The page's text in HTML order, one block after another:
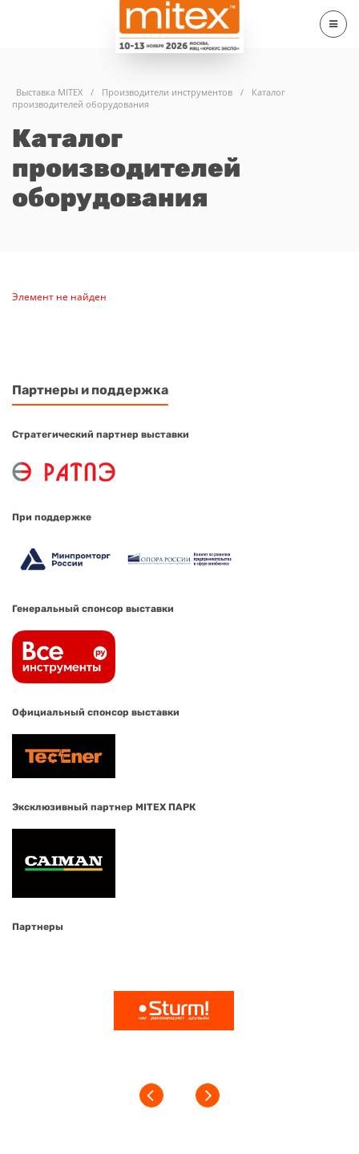
Выставка MITEX / Производители инструментов /
Каталог
производителей оборудования
Каталог
производителей
оборудования
Элемент не найден
Партнеры и поддержка
Стратегический партнер выставки
При поддержке
Генеральный спонсор выставки
Официальный спонсор выставки
Эксклюзивный партнер MITEX ПАРК
Партнеры